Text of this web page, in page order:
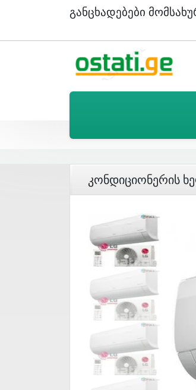
Განცხადებები
Კონდიციონერის